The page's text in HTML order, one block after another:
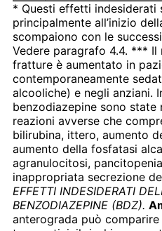
* Questi effetti indesiderati
principalmente all’inizio
scompaiono con le
Vedere paragrafo 4.4. ***
fratture è aumentato in
contemporaneamente
alcooliche) e negli anziani.
benzodiazepine sono
reazioni avverse che
bilirubina, ittero, aumento
aumento della fosfatasi
agranulocitosi,
inappropriata secrezione
EFFETTI INDESIDERATI
BENZODIAZEPINE (BDZ).
anterograda può